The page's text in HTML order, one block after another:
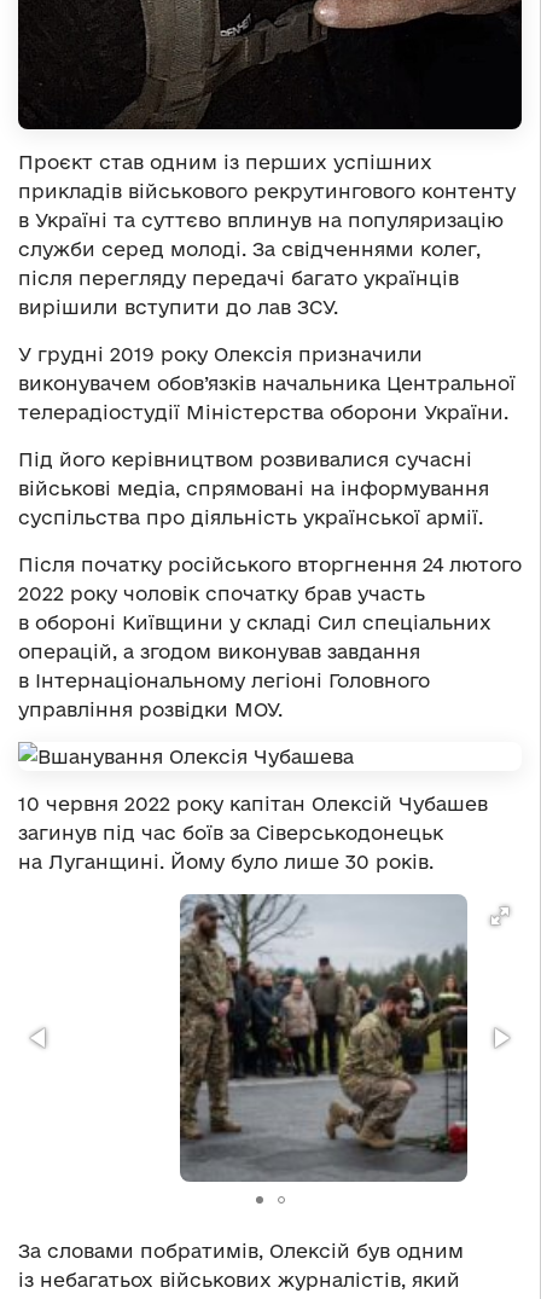
Проєкт став одним із перших успішних
прикладів військового рекрутингового контенту
в Україні та суттєво вплинув на популяризацію
служби серед молоді. За свідченнями колег,
після перегляду передачі багато українців
вирішили вступити до лав ЗСУ.
У грудні 2019 року Олексія призначили
виконувачем обов’язків начальника Центральної
телерадіостудії Міністерства оборони України.
Під його керівництвом розвивалися сучасні
військові медіа, спрямовані на інформування
суспільства про діяльність української армії.
Після початку російського вторгнення 24 лютого
2022 року чоловік спочатку брав участь
в обороні Київщини у складі Сил спеціальних
операцій, а згодом виконував завдання
в Інтернаціональному легіоні Головного
управління розвідки МОУ.
10 червня 2022 року капітан Олексій Чубашев
загинув під час боїв за Сіверськодонецьк
на Луганщині. Йому було лише 30 років.
За словами побратимів, Олексій був одним
із небагатьох військових журналістів, який